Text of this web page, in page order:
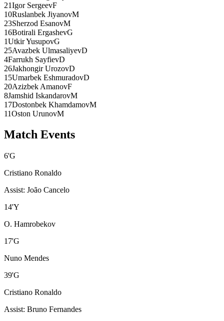
21Igor SergeevF
10Ruslanbek JiyanovM
23Sherzod EsanovM
16Botirali ErgashevG
1Utkir YusupovG
25Avazbek UlmasaliyevD
4Farrukh SayfievD
26Jakhongir UrozovD
15Umarbek EshmuradovD
20Azizbek AmanovF
8Jamshid IskandarovM
17Dostonbek KhamdamovM
11Oston UrunovM
Match Events
6'G
Cristiano Ronaldo
Assist: João Cancelo
14'Y
O. Hamrobekov
17'G
Nuno Mendes
39'G
Cristiano Ronaldo
Assist: Bruno Fernandes